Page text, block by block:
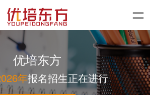
优培东方
年报名招生正在进行